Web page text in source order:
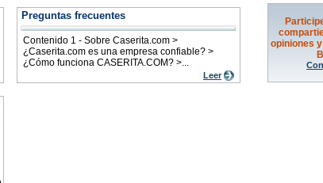
Preguntas frecuentes
Contenido 1 - Sobre Caserita.com >
¿Caserita.com es una empresa confiable? >
¿Cómo funciona CASERITA.COM? >...
Leer
opiniones